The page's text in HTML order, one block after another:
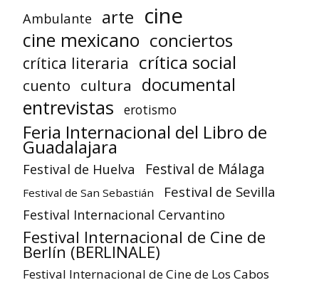
Ambulante arte cine
cine mexicano conciertos
crítica literaria crítica social
cuento cultura documental
entrevistas erotismo
Feria Internacional del Libro de
Guadalajara
Festival de Huelva Festival de Málaga
Festival de San Sebastián Festival de Sevilla
Festival Internacional Cervantino
Festival Internacional de Cine de
Berlín (BERLINALE)
Festival Internacional de Cine de Los Cabos